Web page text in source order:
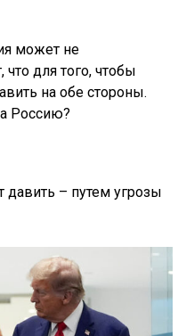
может не
что для того, чтобы
на обе стороны.
Россию?
давить – путем угрозы